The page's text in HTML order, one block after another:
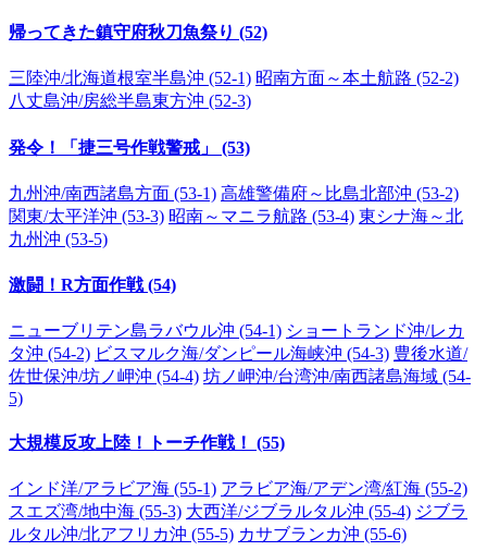
帰ってきた鎮守府秋刀魚祭り (52)
三陸沖/北海道根室半島沖 (52-1) 昭南方面～本土航路 (52-2)
八丈島沖/房総半島東方沖 (52-3)
発令！「捷三号作戦警戒」 (53)
九州沖/南西諸島方面 (53-1) 高雄警備府～比島北部沖 (53-2)
関東/太平洋沖 (53-3) 昭南～マニラ航路 (53-4) 東シナ海～北
九州沖 (53-5)
激闘！R方面作戦 (54)
ニューブリテン島ラバウル沖 (54-1) ショートランド沖/レカ
タ沖 (54-2) ビスマルク海/ダンピール海峡沖 (54-3) 豊後水道/
佐世保沖/坊ノ岬沖 (54-4) 坊ノ岬沖/台湾沖/南西諸島海域 (54-
5)
大規模反攻上陸！トーチ作戦！ (55)
インド洋/アラビア海 (55-1) アラビア海/アデン湾/紅海 (55-2)
スエズ湾/地中海 (55-3) 大西洋/ジブラルタル沖 (55-4) ジブラ
ルタル沖/北アフリカ沖 (55-5) カサブランカ沖 (55-6)